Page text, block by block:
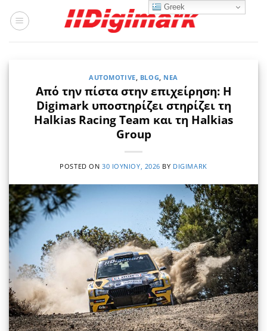
στο
AUTOMOTIVE, BLOG, ΝΈΑ
Από την πίστα στην επιχείρηση: Η
Digimark υποστηρίζει στηρίζει τη
Halkias Racing Team και τη Halkias
Group
POSTED ON 30 ΙΟΥΝΊΟΥ, 2026 BY DIGIMARK
Greek